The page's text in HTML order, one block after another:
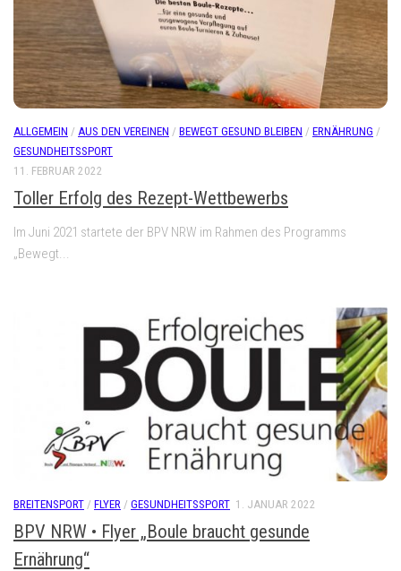
ALLGEMEIN / AUS DEN VEREINEN / BEWEGT GESUND BLEIBEN / ERNÄHRUNG /
GESUNDHEITSSPORT
11. FEBRUAR 2022
Toller Erfolg des Rezept-Wettbewerbs
Im Juni 2021 startete der BPV NRW im Rahmen des Programms
„Bewegt...
BREITENSPORT / FLYER / GESUNDHEITSSPORT 1. JANUAR 2022
BPV NRW • Flyer „Boule braucht gesunde
Ernährung“